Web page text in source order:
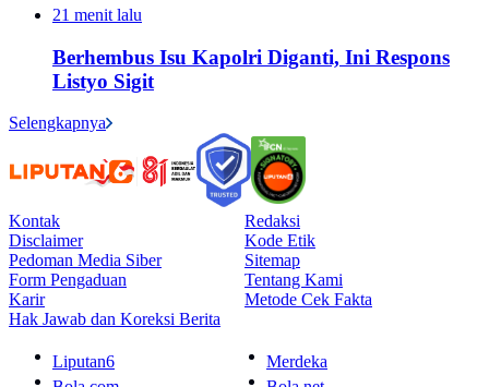
21 menit lalu
Berhembus Isu Kapolri Diganti, Ini Respons
Listyo Sigit
Selengkapnya
Kontak
Redaksi
Disclaimer
Kode Etik
Pedoman Media Siber
Sitemap
Form Pengaduan
Tentang Kami
Karir
Metode Cek Fakta
Hak Jawab dan Koreksi Berita
Liputan6
Merdeka